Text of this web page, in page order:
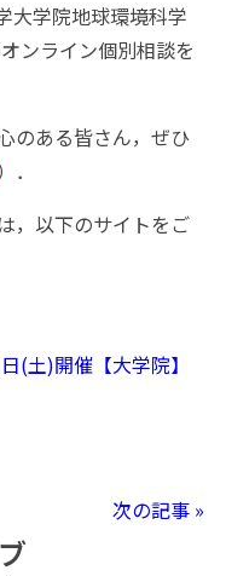
大学院地球環境科学
ンライン個別相談を
のある皆さん，ぜひ
．
，以下のサイトをご
(土)開催【大学院】
次の記事 »